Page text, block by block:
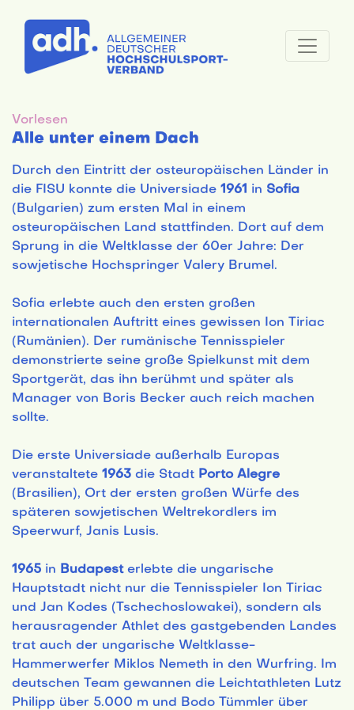
Vorlesen
Alle unter einem Dach
Durch den Eintritt der osteuropäischen Länder in
die FISU konnte die Universiade 1961 in Sofia
(Bulgarien) zum ersten Mal in einem
osteuropäischen Land stattfinden. Dort auf dem
Sprung in die Weltklasse der 60er Jahre: Der
sowjetische Hochspringer Valery Brumel.
Sofia erlebte auch den ersten großen
internationalen Auftritt eines gewissen Ion Tiriac
(Rumänien). Der rumänische Tennisspieler
demonstrierte seine große Spielkunst mit dem
Sportgerät, das ihn berühmt und später als
Manager von Boris Becker auch reich machen
sollte.
Die erste Universiade außerhalb Europas
veranstaltete 1963 die Stadt Porto Alegre
(Brasilien), Ort der ersten großen Würfe des
späteren sowjetischen Weltrekordlers im
Speerwurf, Janis Lusis.
1965 in Budapest erlebte die ungarische
Hauptstadt nicht nur die Tennisspieler Ion Tiriac
und Jan Kodes (Tschechoslowakei), sondern als
herausragender Athlet des gastgebenden Landes
trat auch der ungarische Weltklasse-
Hammerwerfer Miklos Nemeth in den Wurfring. Im
deutschen Team gewannen die Leichtathleten Lutz
Philipp über 5.000 m und Bodo Tümmler über